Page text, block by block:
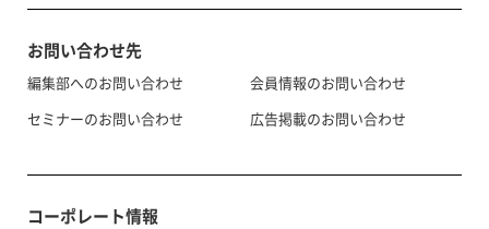
お問い合わせ先
編集部へのお問い合わせ
セミナーのお問い合わせ
会員情報のお問い合わせ
広告掲載のお問い合わせ
コーポレート情報